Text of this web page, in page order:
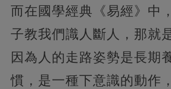
而在國學經典《易經》中
子教我們識人斷人，那就
因為人的走路姿勢是長期
慣，是一種下意識的動作